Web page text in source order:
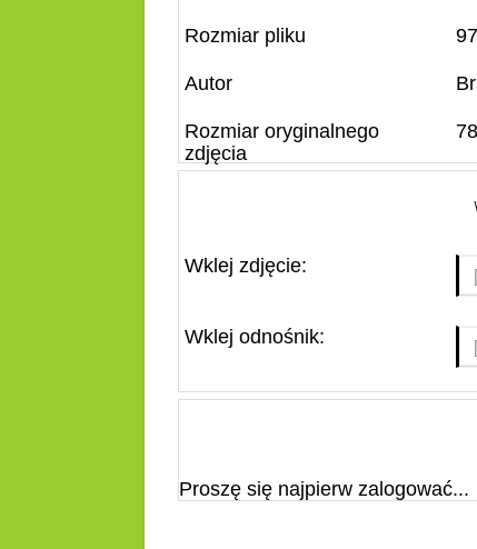
Rozmiar pliku
Autor
Rozmiar oryginalnego
zdjęcia
Wklej zdjęcie:
Wklej odnośnik:
Proszę się najpierw zalogować...